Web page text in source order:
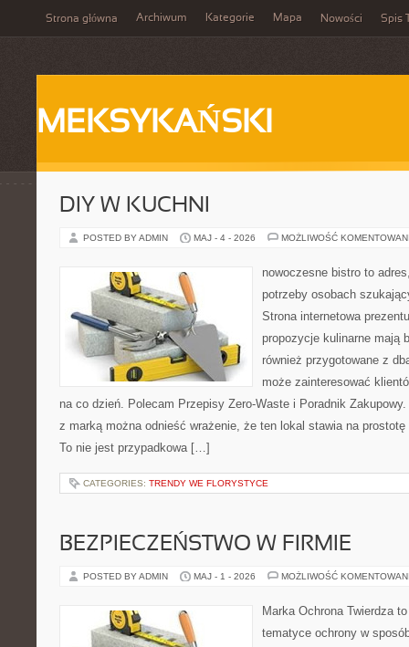
Strona główna Archiwum Kategorie Mapa Nowości Spis
MEKSYKAŃSKI
DIY W KUCHNI
POSTED BY ADMIN MAJ - 4 - 2026 MOŻLIWOŚĆ
nowoczesne bistro to
potrzeby osobach
Strona internetowa
propozycje kulinarne mają
również przygotowane z
może zainteresować
na co dzień. Polecam Przepisy Zero-Waste i Poradnik
z marką można odnieść wrażenie, że ten lokal stawia na prostotę
To nie jest przypadkowa […]
CATEGORIES: TRENDY WE FLORYSTYCE
BEZPIECZEŃSTWO W FIRMIE
POSTED BY ADMIN MAJ - 1 - 2026 MOŻLIWOŚĆ
Marka Ochrona Twierdza
tematyce ochrony w